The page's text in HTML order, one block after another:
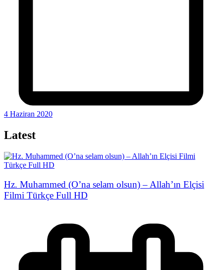
4 Haziran 2020
Latest
Hz. Muhammed (O’na selam olsun) – Allah’ın Elçisi
Filmi Türkçe Full HD